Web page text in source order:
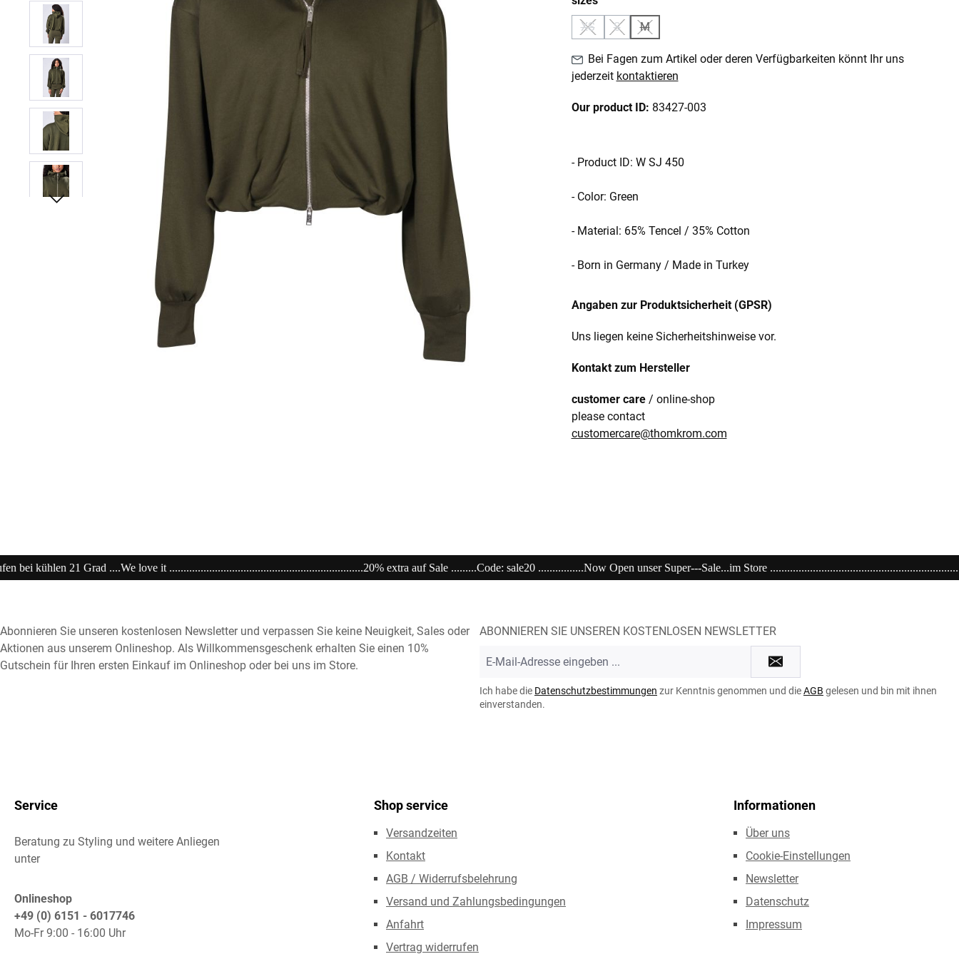
XS
(Diese Option ist zurzeit nicht verfügbar.)
S
(Diese Option ist zurzeit nicht verfügbar.)
M
(Diese Option ist zurzeit nicht verfügbar.)
Bei Fagen zum Artikel oder deren Verfügbarkeiten könnt Ihr uns
jederzeit kontaktieren
Our product ID: 83427-003
- Product ID: W SJ 450
- Color: Green
- Material: 65% Tencel / 35% Cotton
- Born in Germany / Made in Turkey
Angaben zur Produktsicherheit (GPSR)
Uns liegen keine Sicherheitshinweise vor.
Kontakt zum Hersteller
customer care/ online-shop
please contact
customercare@thomkrom.com
it ....................................................................20% extra auf Sale .........Code: sale20 ................Now Open unser Super---Sale...im Store
Abonnieren Sie unseren kostenlosen Newsletter und verpassen Sie keine Neuigkeit, Sales oder
Aktionen aus unserem Onlineshop. Als Willkommensgeschenk erhalten Sie einen 10%
Gutschein für Ihren ersten Einkauf im Onlineshop oder bei uns im Store.
ABONNIEREN SIE UNSEREN KOSTENLOSEN NEWSLETTER
Mail-
*
Ich habe die Datenschutzbestimmungen zur Kenntnis genommen und dieAGB gelesen und bin mit ihnen
einverstanden.
Service
Beratung zu Styling und weitere Anliegen
unter
Onlineshop
+49 (0) 6151 - 6017746
Mo-Fr 9:00 - 16:00 Uhr
Shop service
Versandzeiten
Kontakt
AGB / Widerrufsbelehrung
Versand und Zahlungsbedingungen
Anfahrt
Vertrag widerrufen
Informationen
Über uns
Cookie-Einstellungen
Newsletter
Datenschutz
Impressum